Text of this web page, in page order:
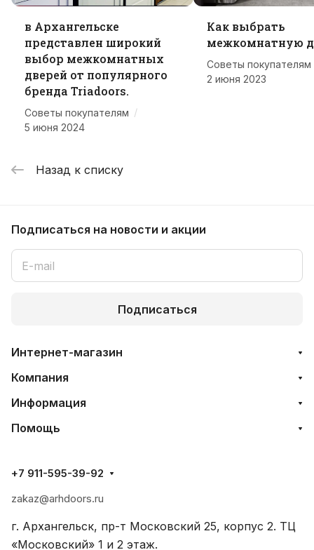
в Архангельске
представлен широкий
выбор межкомнатных
дверей от популярного
бренда Triadoors.
Советы покупателям /
5 июня 2024
Как выбрать
межкомнатную
Советы покупателям
2 июня 2023
Назад к списку
Подписаться на новости и акции
Подписаться
Интернет-магазин
Компания
Информация
Помощь
+7 911-595-39-92
zakaz@arhdoors.ru
г. Архангельск, пр-т Московский 25, корпус 2. ТЦ
«Московский» 1 и 2 этаж.